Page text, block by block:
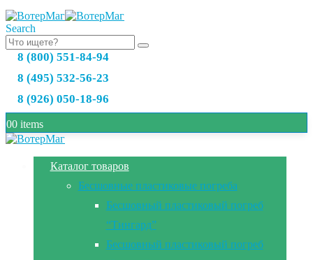
Search
8 (800) 551-84-94
8 (495) 532-56-23
8 (926) 050-18-96
00 items
Каталог товаров
Бесшовные пластиковые погреба
Бесшовный пластиковый погреб
“Тингард”
Бесшовный пластиковый погреб